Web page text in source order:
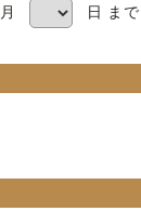
月 日 まで